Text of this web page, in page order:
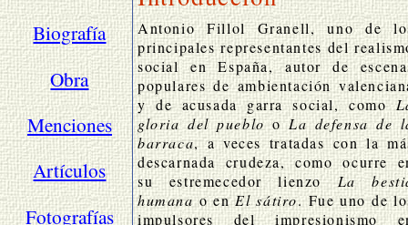
Biografía
Obra
Menciones
Artículos
Fotografías
Antonio Fillol Granell, uno de
principales representantes del
social en España, autor de
populares de ambientación
y de acusada garra social, como
gloria del pueblooLa defensa de
barraca, a veces tratadas con la
descarnada crudeza, como ocurre
su estremecedor lienzoLa
humanao enEl sátiro. Fue uno de
impulsores del impresionismo